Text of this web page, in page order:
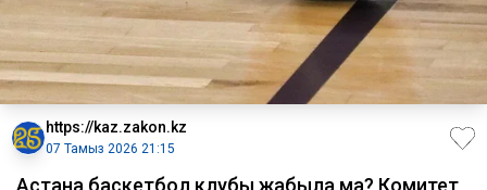
https://kaz.zakon.kz
07 Тамыз 2026 21:15